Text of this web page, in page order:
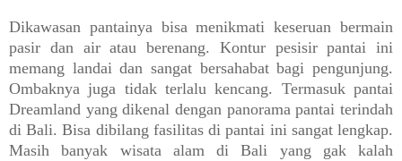
Dikawasan pantainya bisa menikmati keseruan bermain
pasir dan air atau berenang. Kontur pesisir pantai ini
memang landai dan sangat bersahabat bagi pengunjung.
Ombaknya juga tidak terlalu kencang. Termasuk pantai
Dreamland yang dikenal dengan panorama pantai terindah
di Bali. Bisa dibilang fasilitas di pantai ini sangat lengkap.
Masih banyak wisata alam di Bali yang gak kalah